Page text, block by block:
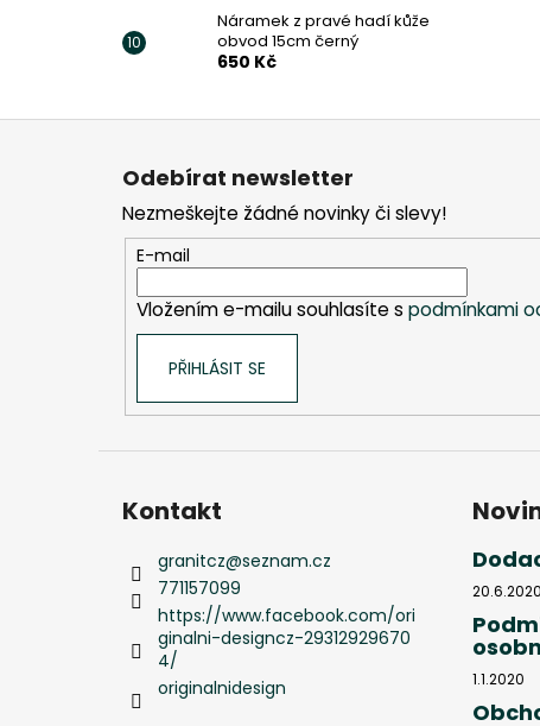
Náramek z pravé hadí kůže
obvod 15cm černý
650 Kč
Z
Odebírat newsletter
Nezmeškejte žádné novinky či slevy!
E-mail
Vložením e-mailu souhlasíte s podmínkami
PŘIHLÁSIT SE
Kontakt
granitcz@seznam.cz
771157099
https://www.facebook.com/ori
ginalni-designcz-29312929670
4/
originalnidesign
20.6.2020
1.1.2020